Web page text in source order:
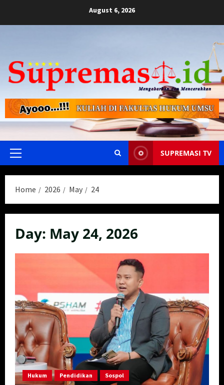
August 6, 2026
Primary
SUPREMASI TV
Home 2026 May 24
Day: May 24, 2026
Hukum Pendidikan Sospol